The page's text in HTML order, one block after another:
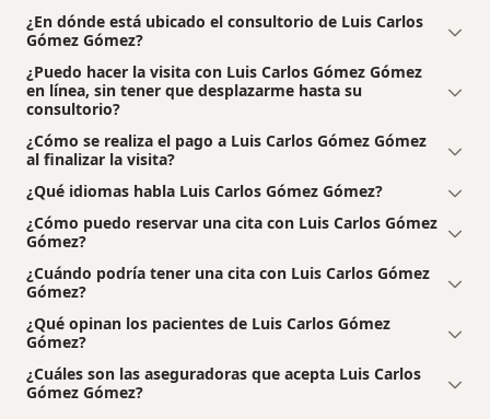
¿En dónde está ubicado el consultorio de Luis Carlos
Gómez Gómez?
¿Puedo hacer la visita con Luis Carlos Gómez Gómez
en línea, sin tener que desplazarme hasta su
consultorio?
¿Cómo se realiza el pago a Luis Carlos Gómez Gómez
al finalizar la visita?
¿Qué idiomas habla Luis Carlos Gómez Gómez?
¿Cómo puedo reservar una cita con Luis Carlos Gómez
Gómez?
¿Cuándo podría tener una cita con Luis Carlos Gómez
Gómez?
¿Qué opinan los pacientes de Luis Carlos Gómez
Gómez?
¿Cuáles son las aseguradoras que acepta Luis Carlos
Gómez Gómez?